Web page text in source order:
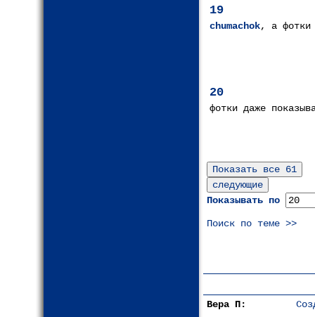
19
chumachok, а фотки
20
фотки даже
Показывать по
Поиск по теме >>
Вера П: